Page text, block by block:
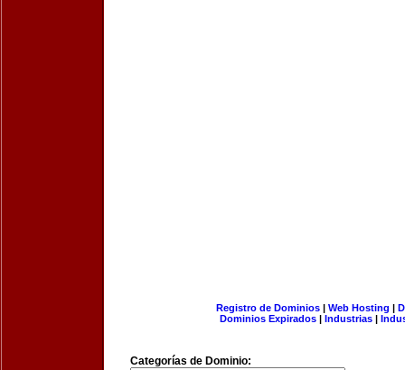
Registro de Dominios| Web Hosting |
Dominios Expirados | Industrias |
Categorías de Dominio: